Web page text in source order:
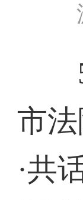
5
市
·共